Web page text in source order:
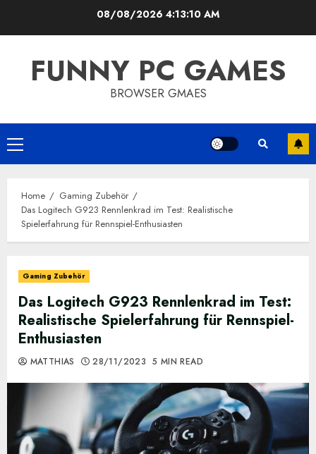
08/08/20264:13:11 AM
FUNNY PC GAMES
BROWSER GMAES
Primary
Menu
Home
Gaming Zubehör
Das Logitech G923 Rennlenkrad im Test: Realistische
Spielerfahrung für Rennspiel-Enthusiasten
Gaming Zubehör
Das Logitech G923 Rennlenkrad im Test:
Realistische Spielerfahrung für Rennspiel-
Enthusiasten
MATTHIAS 28/11/2023 5 MIN READ